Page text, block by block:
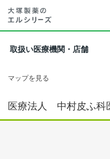
取扱い医療機関・店舗
マップを見る
医療法人 中村皮ふ科